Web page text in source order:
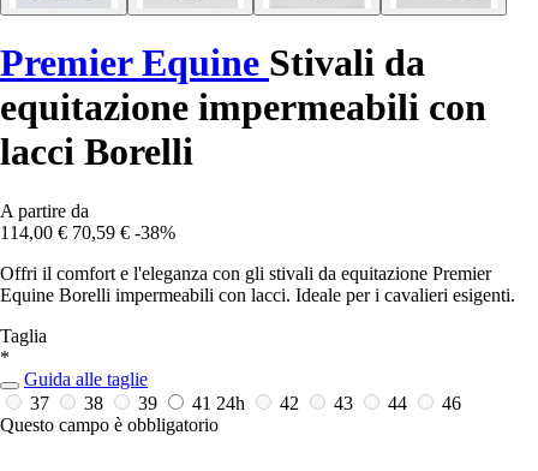
Premier Equine Stivali da
equitazione impermeabili con
lacci Borelli
A partire da
114,00 € 70,59 € -38%
Offri il comfort e l'eleganza con gli stivali da equitazione Premier
Equine Borelli impermeabili con lacci. Ideale per i cavalieri esigenti.
Taglia
*
Guida alle taglie
37
38 39 41 24h 42 43 44
46
Questo campo è obbligatorio